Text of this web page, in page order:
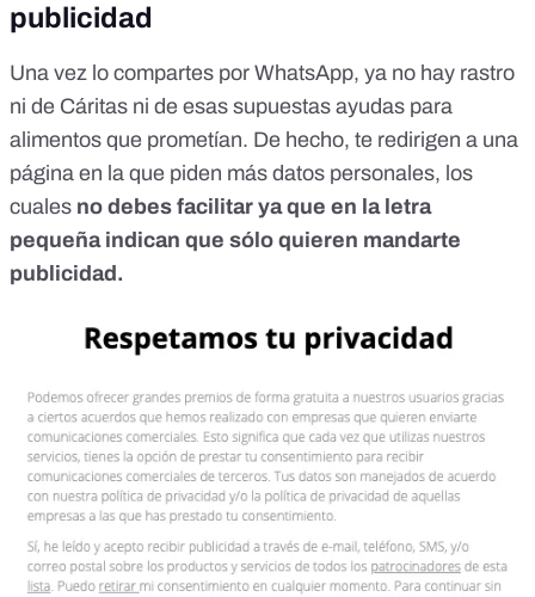
publicidad
Una vez lo compartes por WhatsApp, ya no hay rastro
ni de Cáritas ni de esas supuestas ayudas para
alimentos que prometían. De hecho, te redirigen a una
página en la que piden más datos personales, los
cuales no debes facilitar ya que en la letra
pequeña indican que sólo quieren mandarte
publicidad.